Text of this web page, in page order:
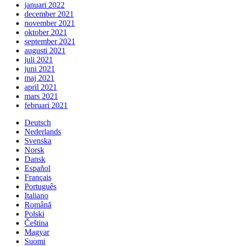
januari 2022
december 2021
november 2021
oktober 2021
september 2021
augusti 2021
juli 2021
juni 2021
maj 2021
april 2021
mars 2021
februari 2021
Deutsch
Nederlands
Svenska
Norsk
Dansk
Español
Français
Português
Italiano
Română
Polski
Čeština
Magyar
Suomi